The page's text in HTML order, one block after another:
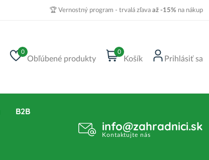
🏆 Vernostný program - trvalá zľava až -15% na nákup
0
Obľúbené produkty
0
Košík Prihlásiť sa
B2B
info@zahradnici.sk
Kontaktujte nás